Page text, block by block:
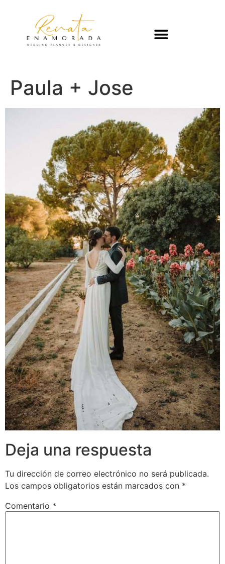
Paula + Jose
Deja una respuesta
Tu dirección de correo electrónico no será publicada.
Los campos obligatorios están marcados con *
Comentario *